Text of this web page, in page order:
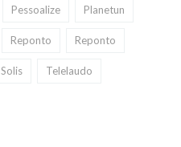
Pessoalize Planetun
Reponto Reponto
Solis Telelaudo